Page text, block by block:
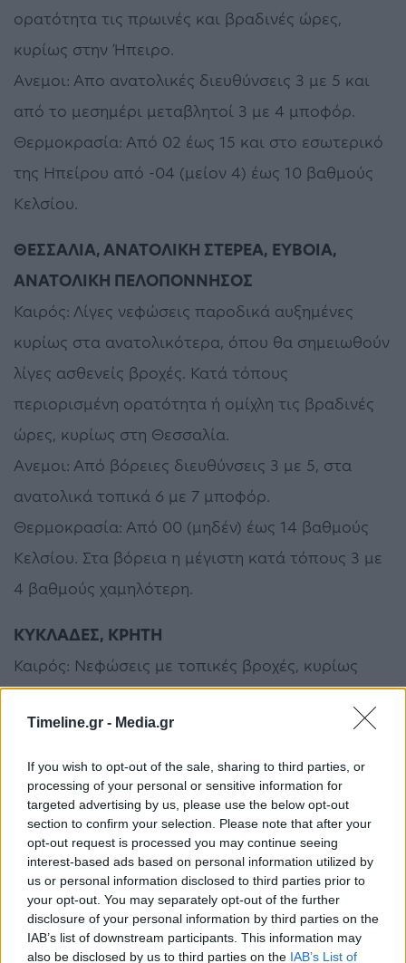
Timeline.gr - Media.gr
If you wish to opt-out of the sale, sharing to third parties, or
processing of your personal or sensitive information for
targeted advertising by us, please use the below opt-out
section to confirm your selection. Please note that after your
opt-out request is processed you may continue seeing
interest-based ads based on personal information utilized by
us or personal information disclosed to third parties prior to
your opt-out. You may separately opt-out of the further
disclosure of your personal information by third parties on the
IAB’s list of downstream participants. This information may
also be disclosed by us to third parties on the IAB’s List of
ορατότητα τις πρωινές και βραδινές ώρες,
κυρίως στην Ήπειρο.
Ανεμοι: Απο ανατολικές διευθύνσεις 3 με 5 και
από το μεσημέρι μεταβλητοί 3 με 4 μποφόρ.
Θερμοκρασία: Από 02 έως 15 και στο εσωτερικό
της Ηπείρου από -04 (μείον 4) έως 10 βαθμούς
Κελσίου.
ΘΕΣΣΑΛΙΑ, ΑΝΑΤΟΛΙΚΗ ΣΤΕΡΕΑ, ΕΥΒΟΙΑ,
ΑΝΑΤΟΛΙΚΗ ΠΕΛΟΠΟΝΝΗΣΟΣ
Καιρός: Λίγες νεφώσεις παροδικά αυξημένες
κυρίως στα ανατολικότερα, όπου θα σημειωθούν
λίγες ασθενείς βροχές. Κατά τόπους
περιορισμένη ορατότητα ή ομίχλη τις βραδινές
ώρες, κυρίως στη Θεσσαλία.
Ανεμοι: Από βόρειες διευθύνσεις 3 με 5, στα
ανατολικά τοπικά 6 με 7 μποφόρ.
Θερμοκρασία: Από 00 (μηδέν) έως 14 βαθμούς
Κελσίου. Στα βόρεια η μέγιστη κατά τόπους 3 με
4 βαθμούς χαμηλότερη.
ΚΥΚΛΑΔΕΣ, ΚΡΗΤΗ
Καιρός: Νεφώσεις με τοπικές βροχές, κυρίως
στην Κρήτη. Λίγα χιόνια στα ορεινά της Κρήτης.
Ανεμοι: Βόρειοι 5 με 6 και τοπικά 7 μποφόρ.
Θερμοκρασία: Από 09 έως 14 βαθμούς Κελσίου.
ΝΗΣΙΑ ΑΝΑΤΟΛΙΚΟΥ ΑΙΓΑΙΟΥ, ΔΩΔΕΚΑΝΗΣΑ
Καιρός: Λίγες νεφώσεις παροδικά αυξημένες, με
πιθανότητα τοπικών βροχών κυρίως στα
Δωδεκάνησα.
Ανεμοι: Από βόρειες διευθύνσεις 5 με 6 και
τοπικά έως 7 μποφόρ.